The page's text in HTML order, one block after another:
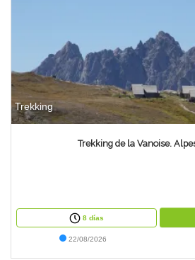
Trekking
Trekking de la Vanoise.
8 días
22/08/2026